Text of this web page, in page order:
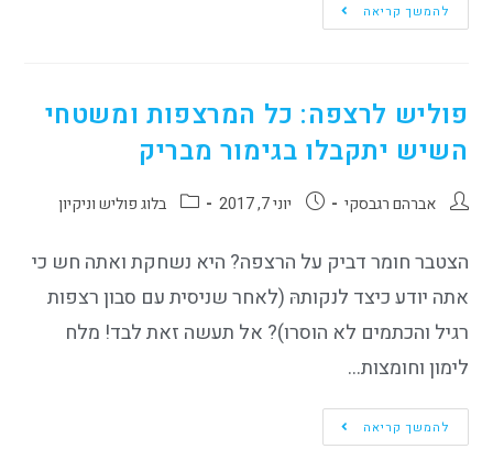
להמשך קריאה
פוליש לרצפה: כל המרצפות ומשטחי
השיש יתקבלו בגימור מבריק
אברהם רגבסקי יוני 7, 2017 בלוג פוליש וניקיון
הצטבר חומר דביק על הרצפה? היא נשחקת ואתה חש כי
אתה יודע כיצד לנקותהּ (לאחר שניסית עם סבון רצפות
רגיל והכתמים לא הוסרו)? אל תעשה זאת לבד! מלח
לימון וחומצות…
להמשך קריאה